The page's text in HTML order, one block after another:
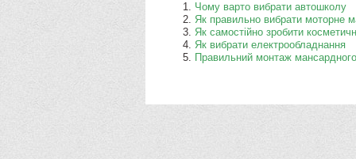
​Чому варто вибрати автошколу
Як правильно вибрати моторне
Як самостійно зробити
​Як вибрати електрообладнання
Правильний монтаж